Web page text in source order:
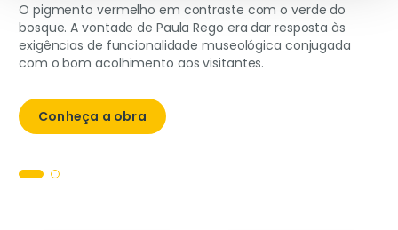
O pigmento vermelho em contraste com o verde do
bosque. A vontade de Paula Rego era dar resposta às
exigências de funcionalidade museológica conjugada
com o bom acolhimento aos visitantes.
Conheça a obra